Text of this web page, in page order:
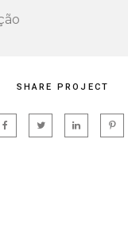
SHARE PROJECT